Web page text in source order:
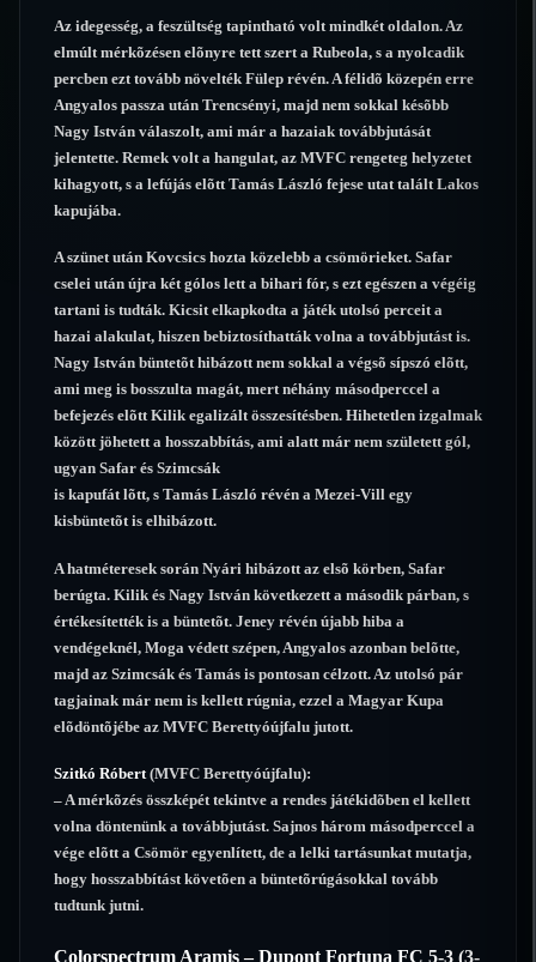
Az idegesség, a feszültség tapintható volt mindkét oldalon. Az
elmúlt mérkõzésen elõnyre tett szert a Rubeola, s a nyolcadik
percben ezt tovább növelték Fülep révén. A félidõ közepén erre
Angyalos passza után Trencsényi, majd nem sokkal késõbb
Nagy István válaszolt, ami már a hazaiak továbbjutását
jelentette. Remek volt a hangulat, az MVFC rengeteg helyzetet
kihagyott, s a lefújás elõtt Tamás László fejese utat talált Lakos
kapujába.
A szünet után Kovcsics hozta közelebb a csömörieket. Safar
cselei után újra két gólos lett a bihari fór, s ezt egészen a végéig
tartani is tudták. Kicsit elkapkodta a játék utolsó perceit a
hazai alakulat, hiszen bebiztosíthatták volna a továbbjutást is.
Nagy István büntetõt hibázott nem sokkal a végsõ sípszó elõtt,
ami meg is bosszulta magát, mert néhány másodperccel a
befejezés elõtt Kilik egalizált összesítésben. Hihetetlen izgalmak
között jöhetett a hosszabbítás, ami alatt már nem született gól,
ugyan Safar és Szimcsák
is kapufát lõtt, s Tamás László révén a Mezei-Vill egy
kisbüntetõt is elhibázott.
A hatméteresek során Nyári hibázott az elsõ körben, Safar
berúgta. Kilik és Nagy István következett a második párban, s
értékesítették is a büntetõt. Jeney révén újabb hiba a
vendégeknél, Moga védett szépen, Angyalos azonban belõtte,
majd az Szimcsák és Tamás is pontosan célzott. Az utolsó pár
tagjainak már nem is kellett rúgnia, ezzel a Magyar Kupa
elõdöntõjébe az MVFC Berettyóújfalu jutott.
Szitkó Róbert(MVFC Berettyóújfalu):
– A mérkõzés összképét tekintve a rendes játékidõben el kellett
volna döntenünk a továbbjutást. Sajnos három másodperccel a
vége elõtt a Csömör egyenlített, de a lelki tartásunkat mutatja,
hogy hosszabbítást követõen a büntetõrúgásokkal tovább
tudtunk jutni.
Colorspectrum Aramis – Dupont Fortuna FC 5-3 (3-